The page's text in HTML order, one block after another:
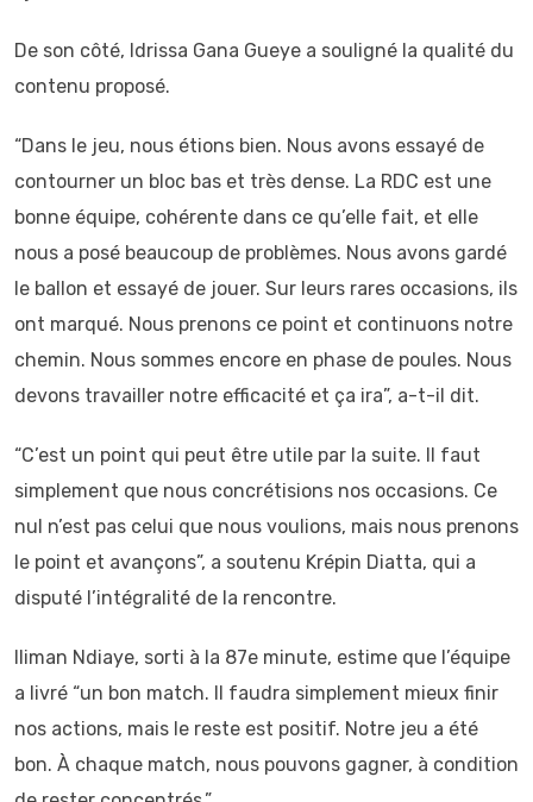
De son côté, Idrissa Gana Gueye a souligné la qualité du
contenu proposé.
“Dans le jeu, nous étions bien. Nous avons essayé de
contourner un bloc bas et très dense. La RDC est une
bonne équipe, cohérente dans ce qu’elle fait, et elle
nous a posé beaucoup de problèmes. Nous avons gardé
le ballon et essayé de jouer. Sur leurs rares occasions, ils
ont marqué. Nous prenons ce point et continuons notre
chemin. Nous sommes encore en phase de poules. Nous
devons travailler notre efficacité et ça ira”, a-t-il dit.
“C’est un point qui peut être utile par la suite. Il faut
simplement que nous concrétisions nos occasions. Ce
nul n’est pas celui que nous voulions, mais nous prenons
le point et avançons”, a soutenu Krépin Diatta, qui a
disputé l’intégralité de la rencontre.
Iliman Ndiaye, sorti à la 87e minute, estime que l’équipe
a livré “un bon match. Il faudra simplement mieux finir
nos actions, mais le reste est positif. Notre jeu a été
bon. À chaque match, nous pouvons gagner, à condition